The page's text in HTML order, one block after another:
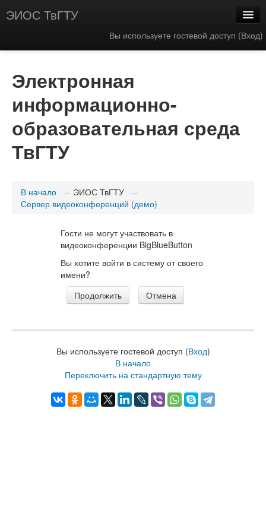
ЭИОС ТвГТУ
Вы используете гостевой доступ (Вход)
Электронная
информационно-
образовательная среда
ТвГТУ
В начало → ЭИОС ТвГТУ →
Сервер видеоконференций (демо)
Гости не могут участвовать в
видеоконференции BigBlueButton
Вы хотите войти в систему от своего
имени?
Вы используете гостевой доступ (Вход)
В начало
Переключить на стандартную тему